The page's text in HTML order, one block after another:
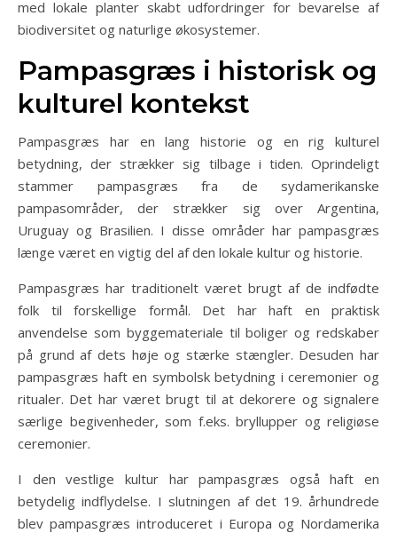
med lokale planter skabt udfordringer for bevarelse af
biodiversitet og naturlige økosystemer.
Pampasgræs i historisk og
kulturel kontekst
Pampasgræs har en lang historie og en rig kulturel
betydning, der strækker sig tilbage i tiden. Oprindeligt
stammer pampasgræs fra de sydamerikanske
pampasområder, der strækker sig over Argentina,
Uruguay og Brasilien. I disse områder har pampasgræs
længe været en vigtig del af den lokale kultur og historie.
Pampasgræs har traditionelt været brugt af de indfødte
folk til forskellige formål. Det har haft en praktisk
anvendelse som byggemateriale til boliger og redskaber
på grund af dets høje og stærke stængler. Desuden har
pampasgræs haft en symbolsk betydning i ceremonier og
ritualer. Det har været brugt til at dekorere og signalere
særlige begivenheder, som f.eks. bryllupper og religiøse
ceremonier.
I den vestlige kultur har pampasgræs også haft en
betydelig indflydelse. I slutningen af det 19. århundrede
blev pampasgræs introduceret i Europa og Nordamerika